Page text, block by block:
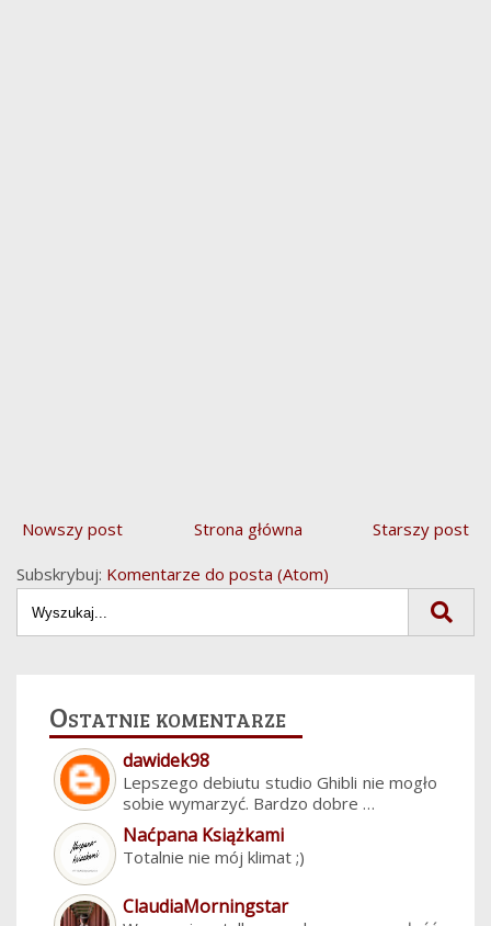
Nowszy post Starszy post
Strona główna
Subskrybuj: Komentarze do posta (Atom)
Ostatnie komentarze
dawidek98
Lepszego debiutu studio Ghibli nie mogło
sobie wymarzyć. Bardzo dobre …
Naćpana Książkami
Totalnie nie mój klimat ;)
ClaudiaMorningstar